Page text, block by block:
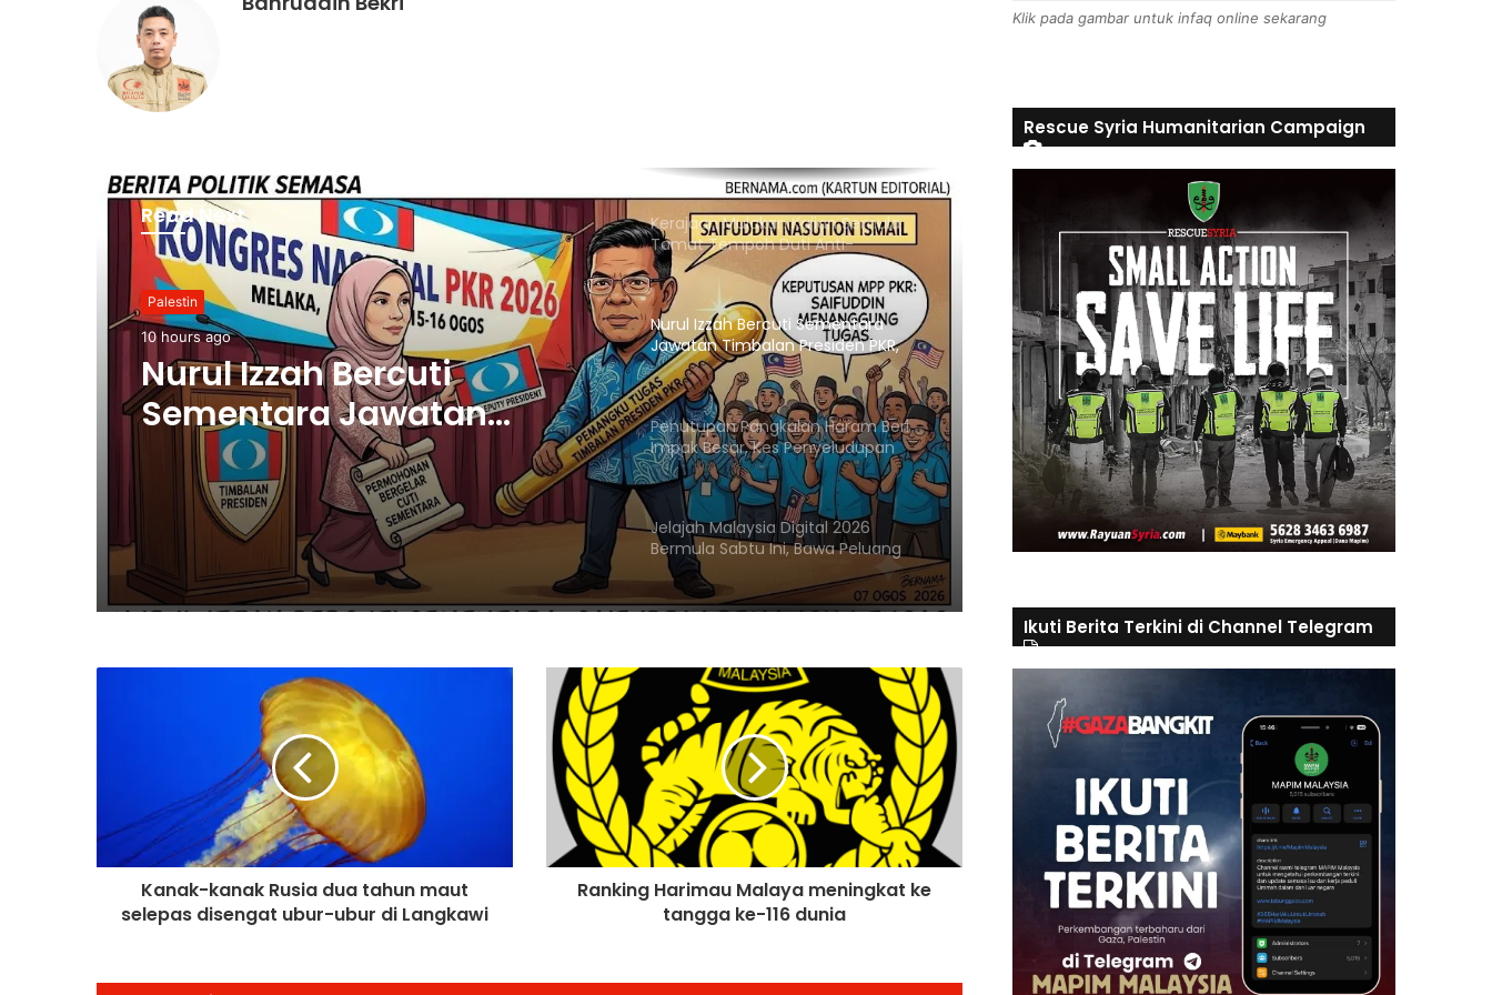
Read Next
Palestin
10 hours ago
Nurul Izzah Bercuti
Sementara Jawatan
Timbalan Presiden PKR,
Saifuddin Pemangku
Tugas
Kerajaan Mulakan Kajian Semula
Tamat Tempoh Duti Anti-
Lambakan Import Gegelung Keluli
China, Vietnam
Nurul Izzah Bercuti Sementara
Jawatan Timbalan Presiden PKR,
Saifuddin Pemangku Tugas
Penutupan Pangkalan Haram Beri
Impak Besar, Kes Penyeludupan
Petrol dan Diesel Menjunam
Jelajah Malaysia Digital 2026
Bermula Sabtu Ini, Bawa Peluang
Ekonomi ke Komuniti Setempat
Malaysia-Hungary Perkukuh
Kerjasama Pertanian dan
Keterjaminan Makanan
Ketua Mossad Pecat Dua Pegawai
Kanan Kerana Plot Gagal Guling
Kerajaan Iran
Itali Bakal Berdepan Gelombang
Kanak-kanak Rusia dua tahun maut
selepas disengat ubur-ubur di Langkawi
Ranking Harimau Malaya meningkat ke
tangga ke-116 dunia
Klik pada gambar untuk infaq online sekarang
Rescue Syria Humanitarian Campaign
Ikuti Berita Terkini di Channel Telegram